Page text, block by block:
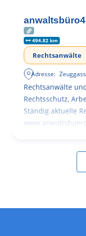
494.82 km
Rechtsanwälte
Adresse:
Rechtsanwälte
Rechtsschutz,
Ständig aktuelle